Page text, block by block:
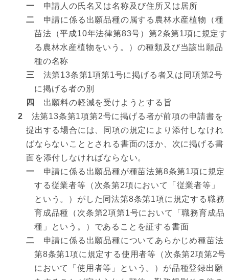
一 申請人の氏名又は名称及び住所又は居所
二 申請に係る出願品種の属する農林水産植物（種
苗法（平成10年法律第83号）第2条第1項に規定す
る農林水産植物をいう。）の種類及び当該出願品
種の名称
三
法第13条第1項第1号に掲げる者又は同項第2号
に掲げる者の別
四
出願料の軽減を受けようとする旨
2 法第13条第1項第2号に掲げる者が前項の申請書を
提出する場合には、同項の規定により添付しなけれ
ばならないこととされる書面のほか、次に掲げる書
面を添付しなければならない。
一 申請に係る出願品種が種苗法第8条第1項に規定
する従業者等（次条第2項において「従業者等」
という。）がした同法第8条第1項に規定する職務
育成品種（次条第2項第1号において「職務育成品
種」という。）であることを証する書面
二 申請に係る出願品種についてあらかじめ種苗法
第8条第1項に規定する使用者等（次条第2項第2号
において「使用者等」という。）が品種登録出願